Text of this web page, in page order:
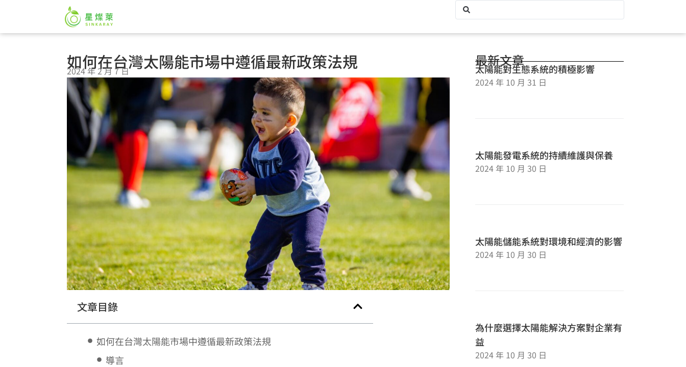
如何在台灣太陽能市場中遵循最新政策法規
2024 年 2 月 7 日
文章目錄
如何在台灣太陽能市場中遵循最新政策法規
導言
最新文章
太陽能對生態系統的積極影響
2024 年 10 月 31 日
太陽能發電系統的持續維護與保養
2024 年 10 月 30 日
太陽能儲能系統對環境和經濟的影響
2024 年 10 月 30 日
為什麼選擇太陽能解決方案對企業有
益
2024 年 10 月 30 日